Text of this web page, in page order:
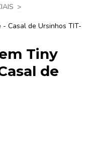
>
Casal de Ursinhos TIT-
Tiny
de